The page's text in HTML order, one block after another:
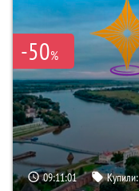
-50%
09:11:00 Купили: